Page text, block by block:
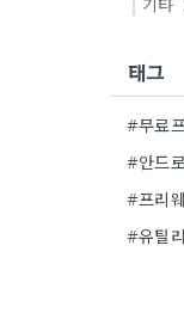
태그
#무료
#안드
#프리
#유틸